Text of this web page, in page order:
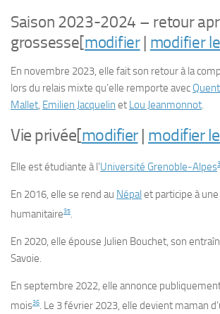
Saison 2023-2024 – retour
grossesse[modifier| modifier
En novembre 2023, elle fait son retour à la
lors du relais mixte qu’elle remporte avec
Mallet, Emilien Jacquelin et Lou Jeanmonnot.
Vie privée[modifier| modifier
Elle est étudiante à l’Université Grenoble-Alpes
En 2016, elle se rend au Népal et participe à
humanitaire35.
En 2020, elle épouse Julien Bouchet, son
Savoie.
En septembre 2022, elle annonce
mois36. Le 3 février 2023, elle devient maman